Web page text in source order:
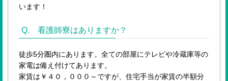
います！
Q. 看護師寮はありますか？
徒歩5分圏内にあります。全ての部屋にテレビや冷蔵庫等の
家電は備え付けてあります。
家賃は￥４０，０００～ですが、住宅手当が家賃の半額分